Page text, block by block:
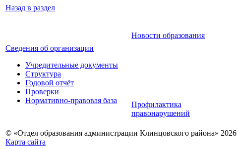
Назад в раздел
Сведения об организации
Учредительные документы
Структура
Годовой отчёт
Проверки
Нормативно-правовая база
Новости образования
Профилактика
правонарушений
© «Отдел образования администрации Клинцовского района» 2026
Карта сайта